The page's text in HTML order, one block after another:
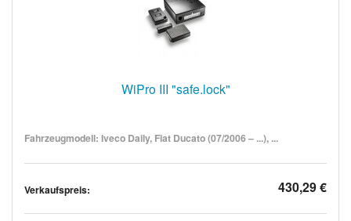
WiPro III "safe.lock"
Fahrzeugmodell: Iveco Daily, Fiat Ducato (07/2006 – ...), ...
Verkaufspreis: 430,29 €